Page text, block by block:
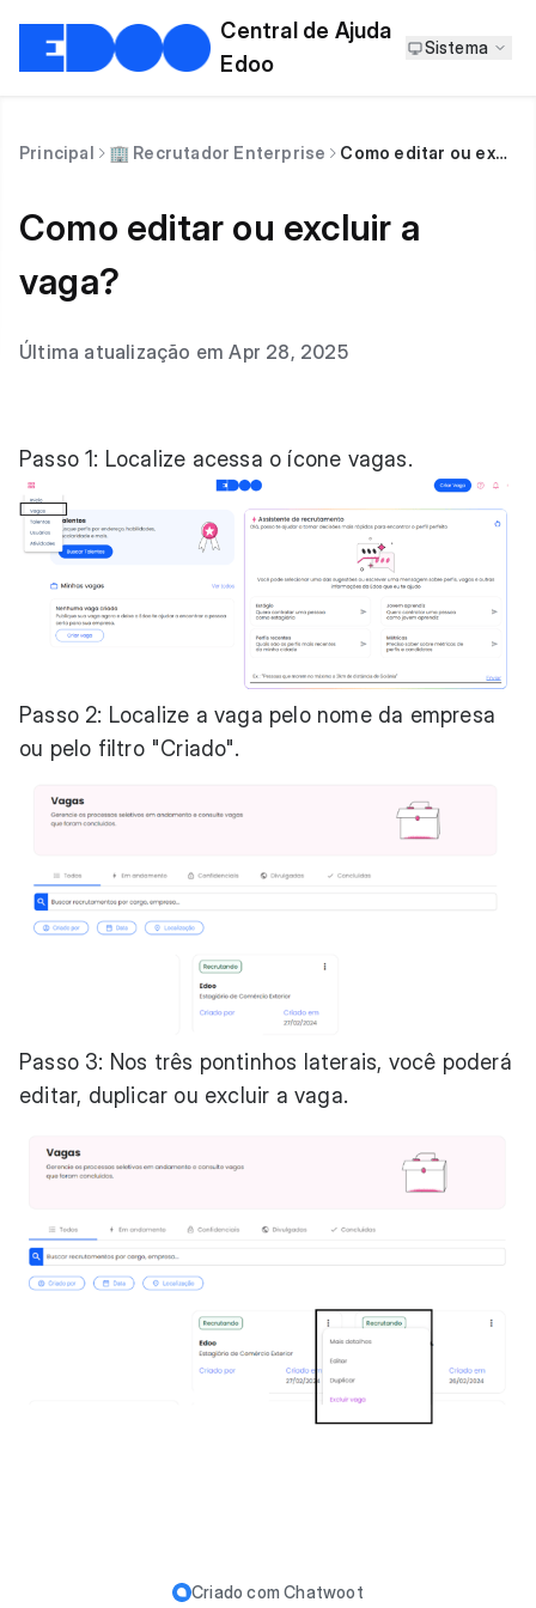
Central de Ajuda
Edoo
Sistema
Principal 🏢 Recrutador Enterprise Como editar ou excluir a vaga?
Como editar ou excluir a
vaga?
Última atualização em Apr 28, 2025
Passo 1: Localize acessa o ícone vagas.
Passo 2: Localize a vaga pelo nome da empresa
ou pelo filtro "Criado".
Passo 3: Nos três pontinhos laterais, você poderá
editar, duplicar ou excluir a vaga.
Criado comChatwoot